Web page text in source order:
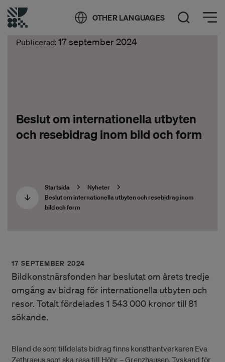
OTHER LANGUAGES Öppna sök
Öppna meny
Publicerad: 17 september 2024
Beslut om internationella utbyten
och resebidrag inom bild och form
Startsida
Nyheter
Beslut om internationella utbyten och resebidrag inom
bild och form
17 SEPTEMBER 2024
Bildkonstnärsfonden har beslutat om årets tredje
omgång av bidrag för internationella utbyten och
resor. Totalt fördelades 1 543 000 kronor till 81
sökande.
Bland de som tilldelats bidrag finns konsthantverkaren Eva
Zethraeus som ska resa till Höhr – Grenzhausen, Tyskand för